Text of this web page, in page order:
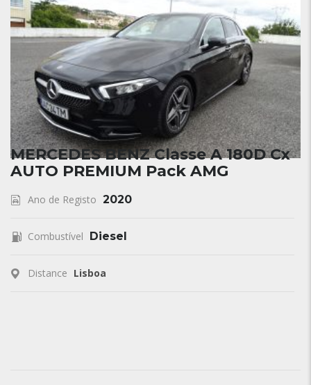
MERCEDES BENZ Classe A 180D Cx
AUTO PREMIUM Pack AMG
Ano de Registo 2020
Combustível Diesel
Distance Lisboa